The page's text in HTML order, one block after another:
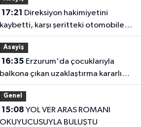
17:21
kaybetti, karşı şeritteki otomobile
Asayiş
16:35
balkona çıkan uzaklaştırma kararlı
ikna edildi
Genel
15:08
OKUYUCUSUYLA BULUŞTU